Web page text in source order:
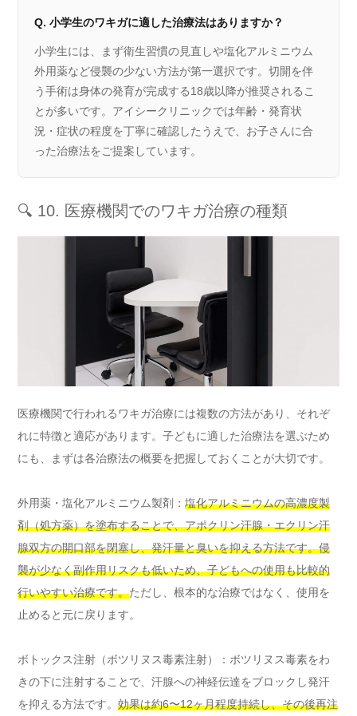
Q. 小学生のワキガに適した治療法はありますか？
小学生には、まず衛生習慣の見直しや塩化アルミニウム
外用薬など侵襲の少ない方法が第一選択です。切開を伴
う手術は身体の発育が完成する18歳以降が推奨されるこ
とが多いです。アイシークリニックでは年齢・発育状
況・症状の程度を丁寧に確認したうえで、お子さんに合
った治療法をご提案しています。
🔍 10. 医療機関でのワキガ治療の種類
医療機関で行われるワキガ治療には複数の方法があり、それぞ
れに特徴と適応があります。子どもに適した治療法を選ぶため
にも、まずは各治療法の概要を把握しておくことが大切です。
外用薬・塩化アルミニウム製剤： 塩化アルミニウムの高濃度製
剤（処方薬）を塗布することで、アポクリン汗腺・エクリン汗
腺双方の開口部を閉塞し、発汗量と臭いを抑える方法です。侵
襲が少なく副作用リスクも低いため、子どもへの使用も比較的
行いやすい治療です。ただし、根本的な治療ではなく、使用を
止めると元に戻ります。
ボトックス注射（ボツリヌス毒素注射）：ボツリヌス毒素をわ
きの下に注射することで、汗腺への神経伝達をブロックし発汗
を抑える方法です。 効果は約6〜12ヶ月程度持続し、その後再注